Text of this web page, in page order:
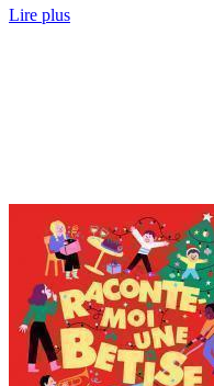
Lire plus